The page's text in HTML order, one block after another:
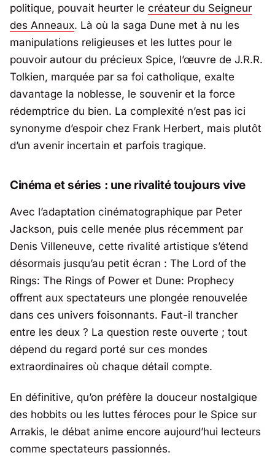
politique, pouvait heurter le créateur du Seigneur
des Anneaux. Là où la saga Dune met à nu les
manipulations religieuses et les luttes pour le
pouvoir autour du précieux Spice, l’œuvre de J.R.R.
Tolkien, marquée par sa foi catholique, exalte
davantage la noblesse, le souvenir et la force
rédemptrice du bien. La complexité n’est pas ici
synonyme d’espoir chez Frank Herbert, mais plutôt
d’un avenir incertain et parfois tragique.
Cinéma et séries : une rivalité toujours vive
Avec l’adaptation cinématographique par Peter
Jackson, puis celle menée plus récemment par
Denis Villeneuve, cette rivalité artistique s’étend
désormais jusqu’au petit écran : The Lord of the
Rings: The Rings of Power et Dune: Prophecy
offrent aux spectateurs une plongée renouvelée
dans ces univers foisonnants. Faut-il trancher
entre les deux ? La question reste ouverte ; tout
dépend du regard porté sur ces mondes
extraordinaires où chaque détail compte.
En définitive, qu’on préfère la douceur nostalgique
des hobbits ou les luttes féroces pour le Spice sur
Arrakis, le débat anime encore aujourd’hui lecteurs
comme spectateurs passionnés.